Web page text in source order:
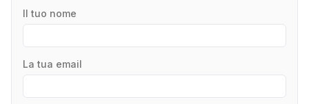
Il tuo nome
La tua email